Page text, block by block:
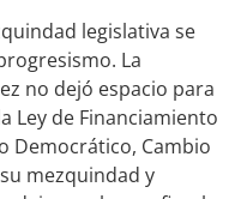
legislativa se
La
no dejó espacio para
Ley de Financiamiento
Democrático, Cambio
mezquindad y